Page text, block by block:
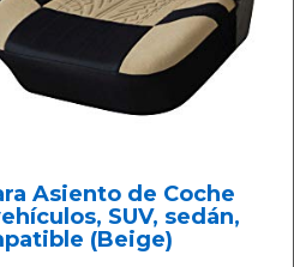
Asiento de Coche
SUV, sedán,
(Beige)